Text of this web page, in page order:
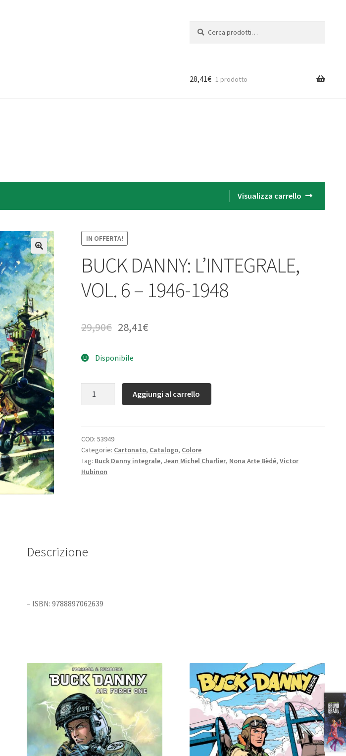
28,41€ 1 prodotto
Visualizza carrello
IN OFFERTA!
BUCK DANNY: L’INTEGRALE,
VOL. 6 – 1946-1948
29,90€ 28,41€
Disponibile
Aggiungi al carrello
COD: 53949
Categorie: Cartonato, Catalogo, Colore
Tag: Buck Danny integrale, Jean Michel Charlier, Nona Arte Bèdé, Victor
Hubinon
Descrizione
– ISBN: 9788897062639